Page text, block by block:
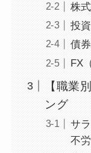
株
投
債
FX
【職業
ング
サ
不